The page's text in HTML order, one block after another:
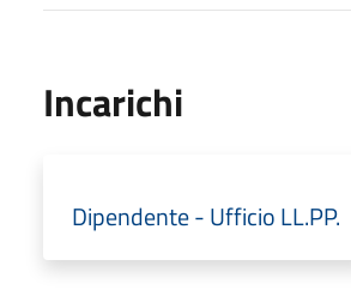
Incarichi
Dipendente - Ufficio LL.PP.